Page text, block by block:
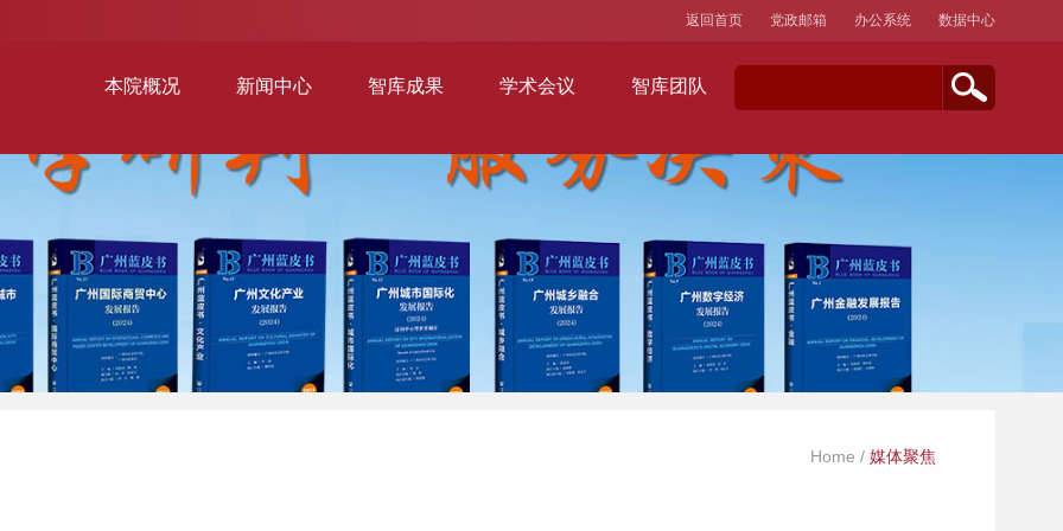
本院概况 新闻中心 智库成果 学术会议 智库团队
返回首页 党政邮箱 办公系统 数据中心
Home / 媒体聚焦